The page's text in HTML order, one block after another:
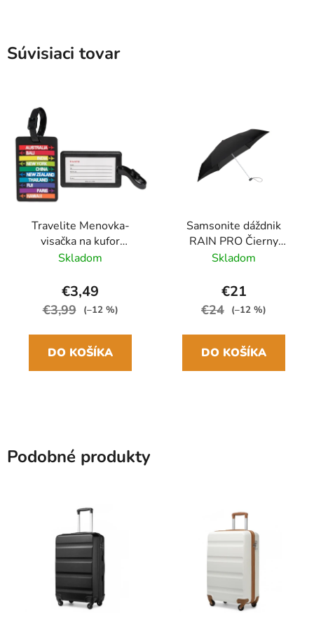
Súvisiaci tovar
Travelite Menovka-
visačka na kufor
Multicolor Cities
Skladom
€3,49
€3,99 (–12 %)
DO KOŠÍKA
Samsonite dáždnik
RAIN PRO Čierny
skladací manuálny
Skladom
€21
€24 (–12 %)
DO KOŠÍKA
Podobné produkty